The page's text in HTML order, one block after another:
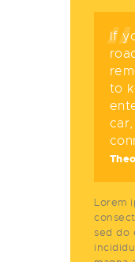
If
to
Lorem
sed do